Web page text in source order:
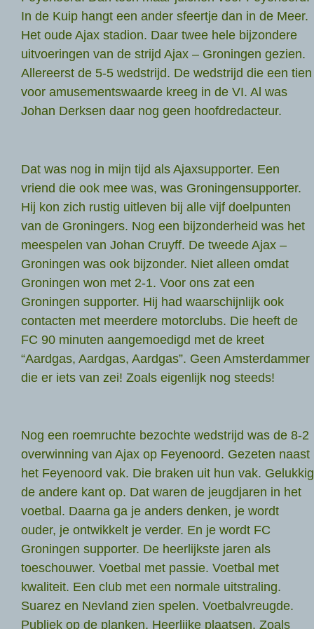
In de Kuip hangt een ander sfeertje dan in de Meer.
Het oude Ajax stadion. Daar twee hele bijzondere
uitvoeringen van de strijd Ajax – Groningen gezien.
Allereerst de 5-5 wedstrijd. De wedstrijd die een tien
voor amusementswaarde kreeg in de VI. Al was
Johan Derksen daar nog geen hoofdredacteur.
Dat was nog in mijn tijd als Ajaxsupporter. Een
vriend die ook mee was, was Groningensupporter.
Hij kon zich rustig uitleven bij alle vijf doelpunten
van de Groningers. Nog een bijzonderheid was het
meespelen van Johan Cruyff. De tweede Ajax –
Groningen was ook bijzonder. Niet alleen omdat
Groningen won met 2-1. Voor ons zat een
Groningen supporter. Hij had waarschijnlijk ook
contacten met meerdere motorclubs. Die heeft de
FC 90 minuten aangemoedigd met de kreet
“Aardgas, Aardgas, Aardgas”. Geen Amsterdammer
die er iets van zei! Zoals eigenlijk nog steeds!
Nog een roemruchte bezochte wedstrijd was de 8-2
overwinning van Ajax op Feyenoord. Gezeten naast
het Feyenoord vak. Die braken uit hun vak. Gelukkig
de andere kant op. Dat waren de jeugdjaren in het
voetbal. Daarna ga je anders denken, je wordt
ouder, je ontwikkelt je verder. En je wordt FC
Groningen supporter. De heerlijkste jaren als
toeschouwer. Voetbal met passie. Voetbal met
kwaliteit. Een club met een normale uitstraling.
Suarez en Nevland zien spelen. Voetbalvreugde.
Publiek op de planken. Heerlijke plaatsen. Zoals